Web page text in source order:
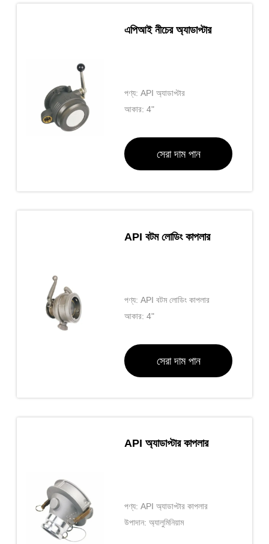
এপিআই নীচের অ্যাডাপ্টার
পণ্য: API অ্যাডাপ্টার
আকার: 4"
সেরা দাম পান
API বটম লোডিং কাপলার
পণ্য: API বটম লোডিং কাপলার
আকার: 4"
সেরা দাম পান
API অ্যাডাপ্টার কাপলার
পণ্য: API অ্যাডাপ্টার কাপলার
উপাদান: অ্যালুমিনিয়াম